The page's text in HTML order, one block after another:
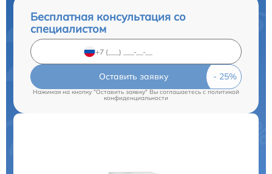
Бесплатная консультация со
специалистом
Оставить заявку
Нажимая на кнопку "Оставить заявку" Вы соглашаетесь c политикой
конфиденциальности